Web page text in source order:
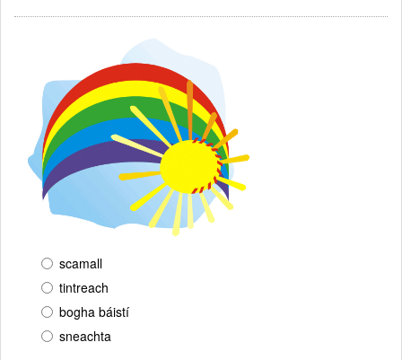
scamall
tintreach
bogha báistí
sneachta